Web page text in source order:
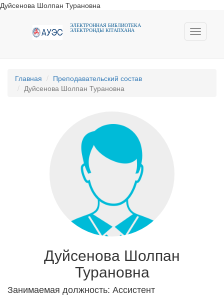
Дуйсенова Шолпан Турановна
Toggle
ЭЛЕКТРОННАЯ БИБЛИОТЕКА
ЭЛЕКТРОНДЫ КIТАПХАНА
Главная
Преподавательский состав
Дуйсенова Шолпан Турановна
Дуйсенова Шолпан
Турановна
Занимаемая должность: Ассистент